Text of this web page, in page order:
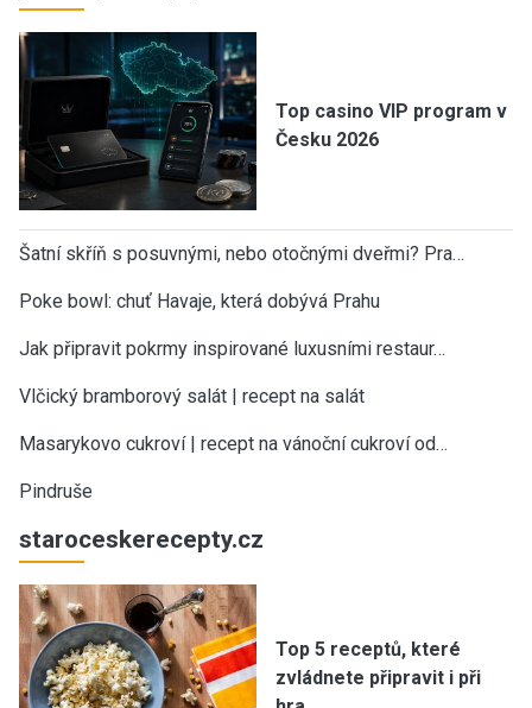
Top casino VIP program v
Česku 2026
Šatní skříň s posuvnými, nebo otočnými dveřmi? Pra…
Poke bowl: chuť Havaje, která dobývá Prahu
Jak připravit pokrmy inspirované luxusními restaur…
Vlčický bramborový salát | recept na salát
Masarykovo cukroví | recept na vánoční cukroví od…
Pindruše
staroceskerecepty.cz
Top 5 receptů, které
zvládnete připravit i při